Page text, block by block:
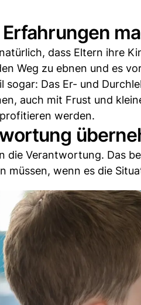
dass Eltern ihre
Weg zu ebnen und es
sogar: Das Er- und
auch mit Frust und
werden.
die Verantwortung. Das
müssen, wenn es die